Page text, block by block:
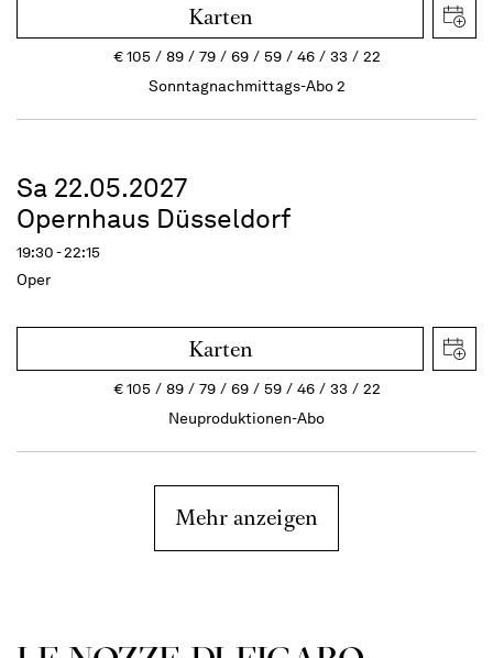
Karten
€105 89 79 69 59 46 33
22
Sonntagnachmittags-Abo 2
Sa 22.05.2027
Opernhaus Düsseldorf
19:30 - 22:15
Oper
Karten
€105 89 79 69 59 46 33
22
Neuproduktionen-Abo
Mehr anzeigen